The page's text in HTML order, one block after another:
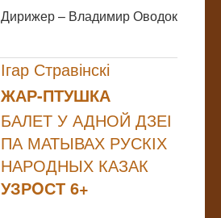
Дирижер – Владимир Оводок
Ігар Стравінскі
ЖАР-ПТУШКА
БАЛЕТ У АДНОЙ ДЗЕІ
ПА МАТЫВАХ РУСКІХ
НАРОДНЫХ КАЗАК
УЗРOСТ 6+